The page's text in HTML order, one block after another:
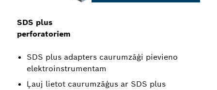
SDS plus
perforatoriem
SDS plus adapters caurumzāģi pievieno
elektroinstrumentam
Ļauj lietot caurumzāģus ar SDS plus